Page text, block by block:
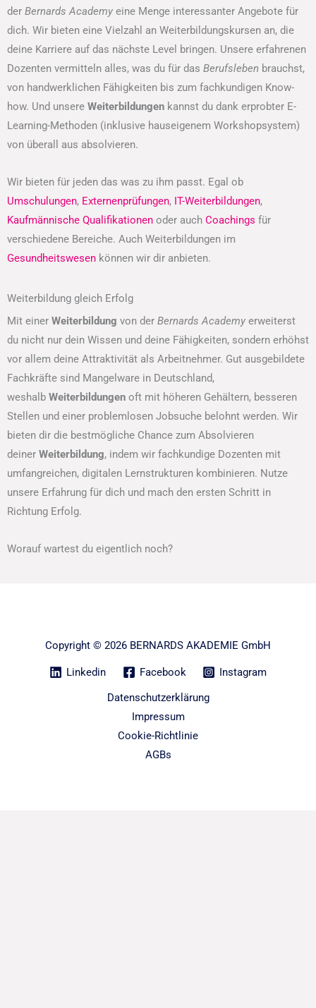
der Bernards Academy eine Menge interessanter Angebote für
dich. Wir bieten eine Vielzahl an Weiterbildungskursen an, die
deine Karriere auf das nächste Level bringen. Unsere erfahrenen
Dozenten vermitteln alles, was du für das Berufsleben brauchst,
von handwerklichen Fähigkeiten bis zum fachkundigen Know-
how. Und unsere Weiterbildungen kannst du dank erprobter E-
Learning-Methoden (inklusive hauseigenem Workshopsystem)
von überall aus absolvieren.
Wir bieten für jeden das was zu ihm passt. Egal ob
Umschulungen, Externenprüfungen, IT-Weiterbildungen,
Kaufmännische Qualifikationen oder auch Coachings für
verschiedene Bereiche. Auch Weiterbildungen im
Gesundheitswesen können wir dir anbieten.
Weiterbildung gleich Erfolg
Mit einer Weiterbildung von der Bernards Academy erweiterst
du nicht nur dein Wissen und deine Fähigkeiten, sondern erhöhst
vor allem deine Attraktivität als Arbeitnehmer. Gut ausgebildete
Fachkräfte sind Mangelware in Deutschland,
weshalb Weiterbildungen oft mit höheren Gehältern, besseren
Stellen und einer problemlosen Jobsuche belohnt werden. Wir
bieten dir die bestmögliche Chance zum Absolvieren
deiner Weiterbildung, indem wir fachkundige Dozenten mit
umfangreichen, digitalen Lernstrukturen kombinieren. Nutze
unsere Erfahrung für dich und mach den ersten Schritt in
Richtung Erfolg.
Worauf wartest du eigentlich noch?
Copyright © 2026 BERNARDS AKADEMIE GmbH
Linkedin Facebook
Instagram
Datenschutzerklärung
Impressum
Cookie-Richtlinie
AGBs